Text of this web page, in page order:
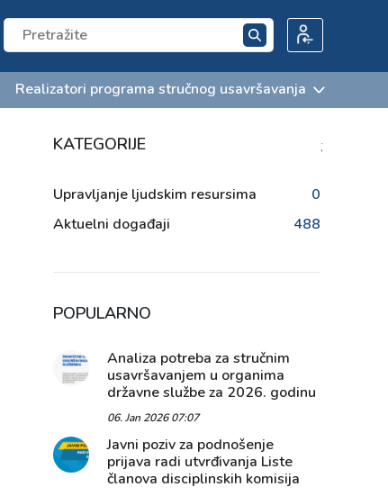
Realizatori programa stručnog usavršavanja
KATEGORIJE
Upravljanje ljudskim resursima
0
Aktuelni događaji
488
POPULARNO
Analiza potreba za stručnim
usavršavanjem u organima
državne službe za 2026. godinu
06. Jan 2026 07:07
Javni poziv za podnošenje
prijava radi utvrđivanja Liste
članova disciplinskih komisija
;